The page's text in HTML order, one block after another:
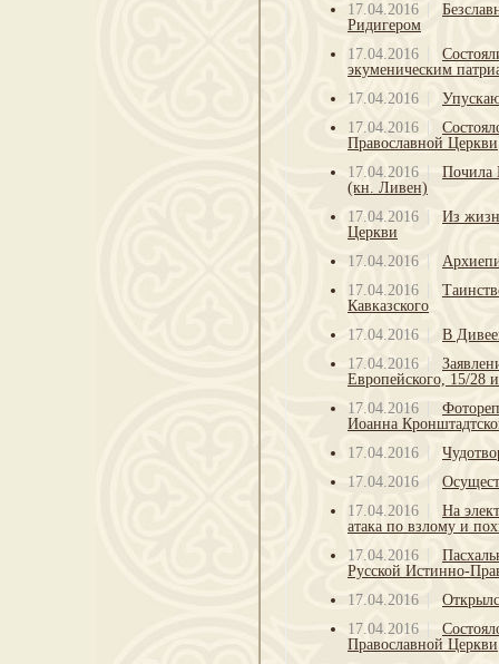
17.04.2016
Ридигером
17.04.2016
экуменическим
17.04.2016
17.04.2016
Православной Церкви
17.04.2016
Почила
(кн. Ливен)
17.04.2016
Из
Церкви
17.04.2016
17.04.2016
Кавказского
17.04.2016
В
17.04.2016
Европейского, 15/28
17.04.2016
Иоанна
17.04.2016
17.04.2016
17.04.2016
На
атака по взлому и
17.04.2016
Русской Истинно-
17.04.2016
17.04.2016
Православной Церкви